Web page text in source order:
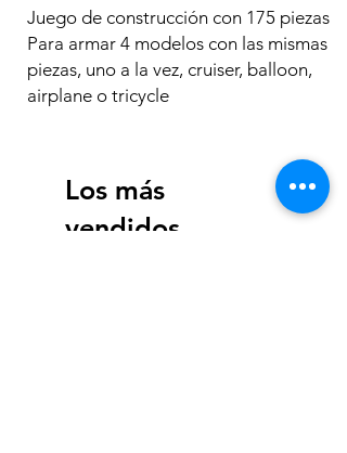
Juego de construcción con 175 piezas
Para armar 4 modelos con las mismas
piezas, uno a la vez, cruiser, balloon,
airplane o tricycle
Los más
vendidos